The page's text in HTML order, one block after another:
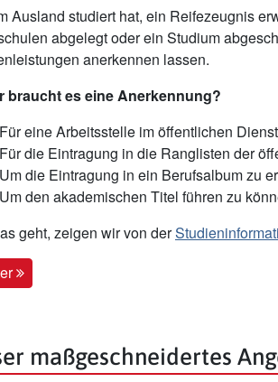
Ausland studiert hat, ein Reifezeugnis
abgelegt oder ein Studium
anerkennen lassen.
braucht es eine Anerkennung?
Für eine Arbeitsstelle im öffentlichen Dienst
Für die Eintragung in die Ranglisten der
Um die Eintragung in ein Berufsalbum zu
Um den akademischen Titel führen zu
geht, zeigen wir von der
maßgeschneidertes